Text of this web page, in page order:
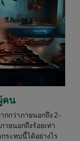
คน
กกว่าภายนอกถึง 2-
ายนอกถึงร้อยเท่า
ระทบนี้ได้อย่างไร